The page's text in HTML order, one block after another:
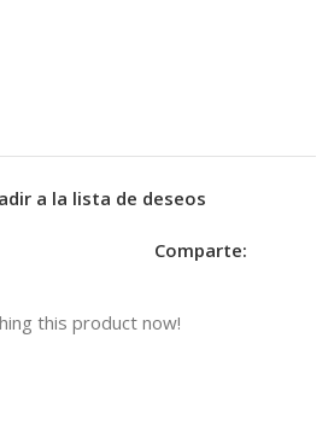
a la lista de deseos
Comparte:
this product now!